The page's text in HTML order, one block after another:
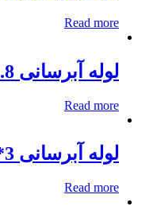
Read more
لوله آبرسانی 3.8*63
Read more
لوله آبرسانی 3*63
Read more